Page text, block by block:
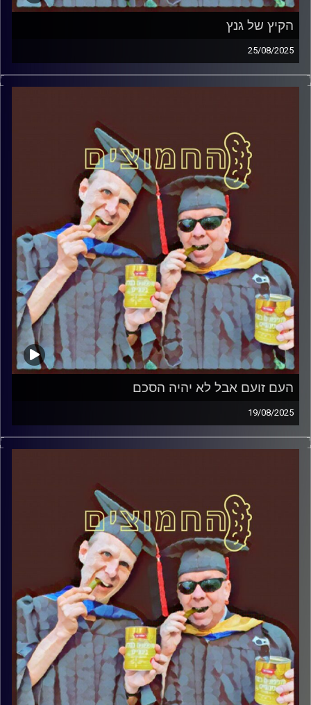
הקיץ של גנץ
25/08/2025
המערכת הפוליטית על ספת הפסיכולוג, עם פרופסור בועז בן-
דוד ופרופסור גלעד הירשברגר
קרדיט תמונות:AudioVersity
העם זועם אבל לא יהיה הסכם
19/08/2025
המערכת הפוליטית על ספת הפסיכולוג, עם פרופסור בועז בן-
דוד ופרופסור גלעד הירשברגר
קרדיט תמונות:AudioVersity